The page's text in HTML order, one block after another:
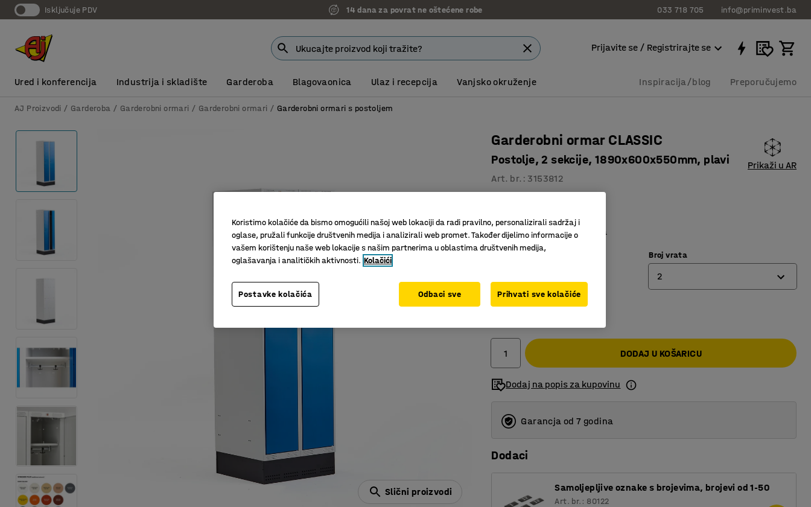
Isključuje PDV 14 dana za povrat ne oštećene robe 033 718 705 info@priminvest.ba
Prijavite se / Registrirajte se
Ured i konferencija Industrija i skladište Garderoba Blagovaonica Ulaz i recepcija Vanjsko okruženje Inspiracija/blog Preporučujemo
AJ Proizvodi Garderoba Garderobni ormari Garderobni ormari Garderobni ormari s postoljem
Slični proizvodi
Garderobni ormar CLASSIC
Postolje, 2 sekcije, 1890x600x550mm, plavi
Art. br. : 3153812
Prikaži u AR
Kvalitetna izrada
Prečka za odjeću i polica
Broj vrata
2
4
941,00 KM
DODAJ U KOŠARICU
Dodaj na popis za kupovinu
Garancja od 7 godina
Dodaci
Samoljepljive oznake s brojevima, brojevi od 1-50
Art. br.: 80122
Koristimo kolačiće da bismo omogućili našoj web lokaciji da radi pravilno, personalizirali sadržaj i
oglase, pružali funkcije društvenih medija i analizirali web promet. Također dijelimo informacije o
vašem korištenju naše web lokacije s našim partnerima u oblastima društvenih medija,
oglašavanja i analitičkih aktivnosti. Kolačići
Postavke kolačića Odbaci sve Prihvati sve kolačiće